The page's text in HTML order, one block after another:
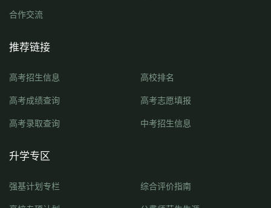
合作交流
推荐链接
高考招生信息 高校排名
高考成绩查询 高考志愿填报
高考录取查询 中考招生信息
升学专区
强基计划专栏 综合评价指南